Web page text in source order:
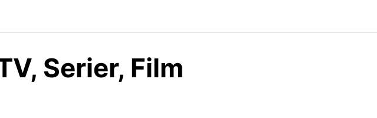
Serier, Film